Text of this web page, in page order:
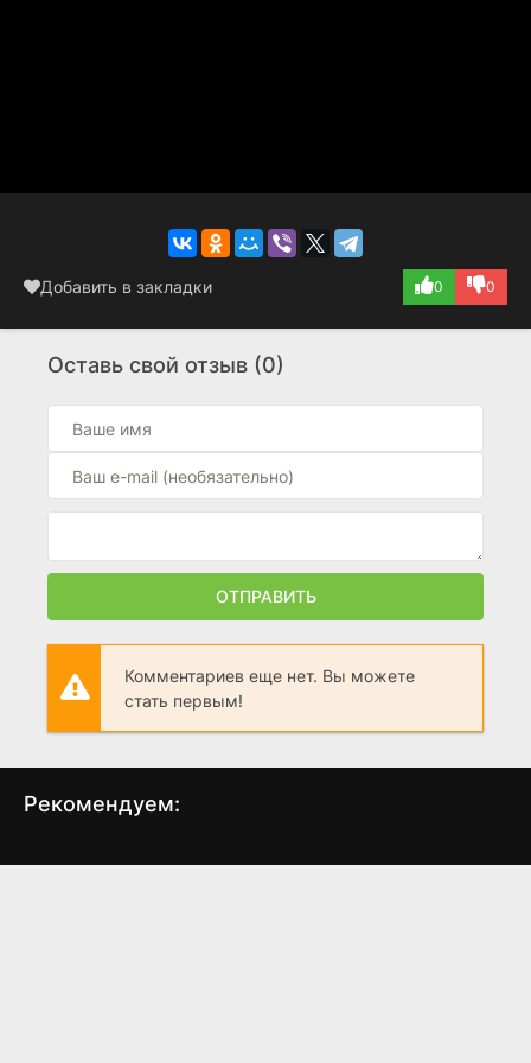
Добавить в закладки 0 0
Оставь свой отзыв (0)
ОТПРАВИТЬ
Комментариев еще нет. Вы можете
стать первым!
Рекомендуем:
Пейшенс Вера